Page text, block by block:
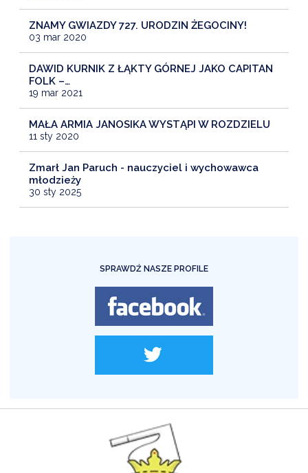
ZNAMY GWIAZDY 727. URODZIN ŻEGOCINY!
03 mar 2020
DAWID KURNIK Z ŁĄKTY GÓRNEJ JAKO CAPITAN
FOLK –…
19 mar 2021
MAŁA ARMIA JANOSIKA WYSTĄPI W ROZDZIELU
11 sty 2020
Zmarł Jan Paruch - nauczyciel i wychowawca
młodzieży
30 sty 2025
SPRAWDŹ NASZE PROFILE